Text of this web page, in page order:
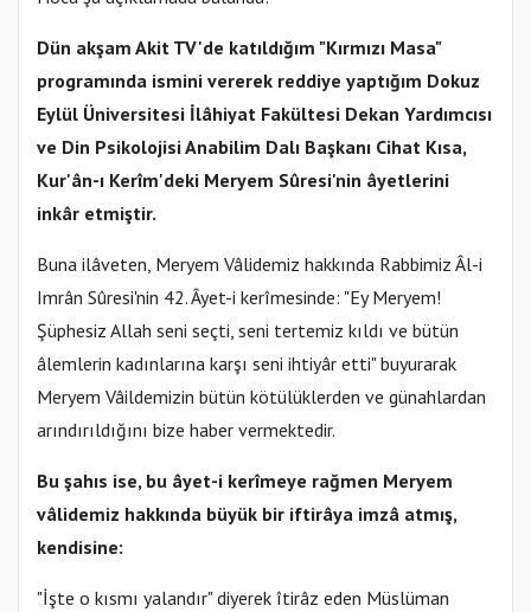
Dün akşam Akit TV'de katıldığım "Kırmızı Masa"
programında ismini vererek reddiye yaptığım Dokuz
Eylül Üniversitesi İlâhiyat Fakültesi Dekan Yardımcısı
ve Din Psikolojisi Anabilim Dalı Başkanı Cihat Kısa,
Kur'ân-ı Kerîm'deki Meryem Sûresi'nin âyetlerini
inkâr etmiştir.
Buna ilâveten, Meryem Vâlidemiz hakkında Rabbimiz Âl-i
Imrân Sûresi'nin 42. Âyet-i kerîmesinde: "Ey Meryem!
Şüphesiz Allah seni seçti, seni tertemiz kıldı ve bütün
âlemlerin kadınlarına karşı seni ihtiyâr etti" buyurarak
Meryem Vâildemizin bütün kötülüklerden ve günahlardan
arındırıldığını bize haber vermektedir.
Bu şahıs ise, bu âyet-i kerîmeye rağmen Meryem
vâlidemiz hakkında büyük bir iftirâya imzâ atmış,
kendisine:
"İşte o kısmı yalandır" diyerek îtirâz eden Müslüman